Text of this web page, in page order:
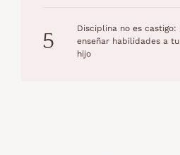
5
Disciplina no es castigo:
enseñar habilidades a tu
hijo